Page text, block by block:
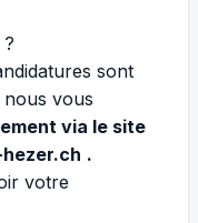
sont
nous vous
via le site
.
votre